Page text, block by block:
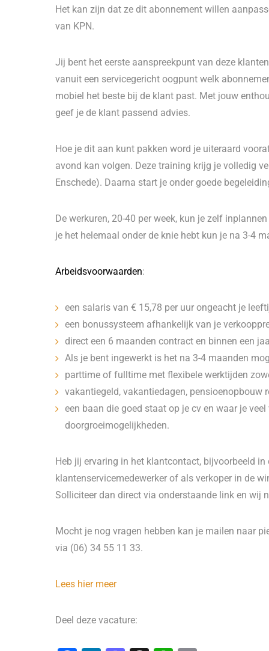
Het kan zijn dat ze dit abonnement willen
van KPN.
Jij bent het eerste aanspreekpunt van deze
vanuit een servicegericht oogpunt welk
mobiel het beste bij de klant past. Met jouw
geef je de klant passend advies.
Hoe je dit aan kunt pakken word je uiteraard
avond kan volgen. Deze training krijg je volledig
Enschede). Daarna start je onder goede
De werkuren, 20-40 per week, kun je zelf
je het helemaal onder de knie hebt kun je na 3-4
Arbeidsvoorwaarden:
een salaris van € 15,78 per uur ongeacht je
een bonussysteem afhankelijk van je
direct een 6 maanden contract en binnen een
Als je bent ingewerkt is het na 3-4 maanden
parttime of fulltime met flexibele werktijden
vakantiegeld, vakantiedagen, pensioenopbouw
een baan die goed staat op je cv en waar je
doorgroeimogelijkheden.
Heb jij ervaring in het klantcontact, bijvoorbeeld
klantenservicemedewerker of als verkoper in de
Solliciteer dan direct via onderstaande link en wij
Mocht je nog vragen hebben kan je mailen naar
via (06) 34 55 11 33.
Lees hier meer
Deel deze vacature: